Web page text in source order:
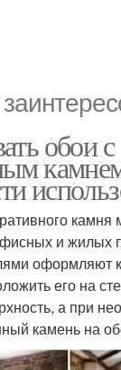
обои с
камня
и жилых
оформляют
его на
а при
камень на